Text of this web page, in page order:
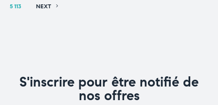
5 113 NEXT
S'inscrire pour être notifié de
nos offres